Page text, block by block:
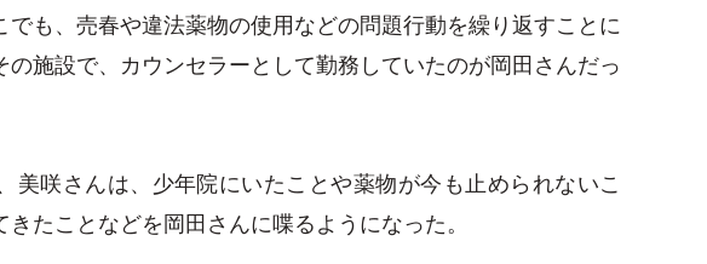
でも、売春や違法薬物の使用などの問題行動を繰り返すことに
施設で、カウンセラーとして勤務していたのが岡田さんだっ
美咲さんは、少年院にいたことや薬物が今も止められないこ
たことなどを岡田さんに喋るようになった。